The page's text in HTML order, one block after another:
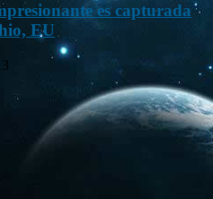
es capturada
EU